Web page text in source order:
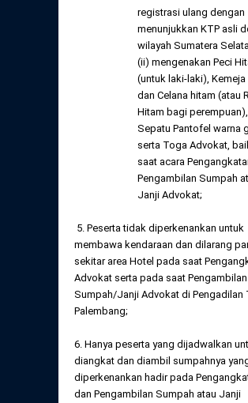
registrasi ulang dengan
menunjukkan KTP asli
wilayah Sumatera
(ii) mengenakan Peci
(untuk laki-laki), Kemeja
dan Celana hitam (atau
Hitam bagi perempuan),
Sepatu Pantofel warna
serta Toga Advokat,
saat acara
Pengambilan Sumpah
Janji Advokat;
5. Peserta tidak diperkenankan untuk
membawa kendaraan dan dilarang
sekitar area Hotel pada saat
Advokat serta pada saat Pengambilan
Sumpah/Janji Advokat di Pengadilan
Palembang;
6. Hanya peserta yang dijadwalkan
diangkat dan diambil sumpahnya
diperkenankan hadir pada
dan Pengambilan Sumpah atau Janji